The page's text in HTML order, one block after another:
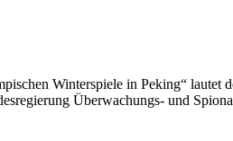
Winterspiele in Peking“ lautet
Überwachungs- und